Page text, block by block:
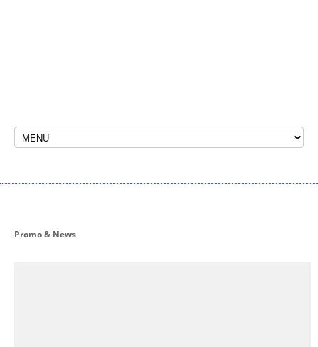
Promo & News